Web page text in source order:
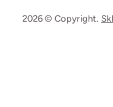
2026 © Copyright.